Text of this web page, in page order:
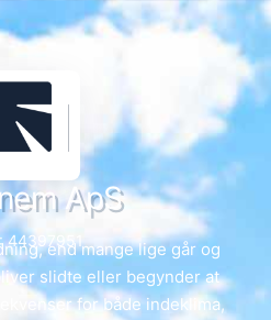
ApS
44397951end mange lige går og
slidte eller begynder at
for både indeklima,